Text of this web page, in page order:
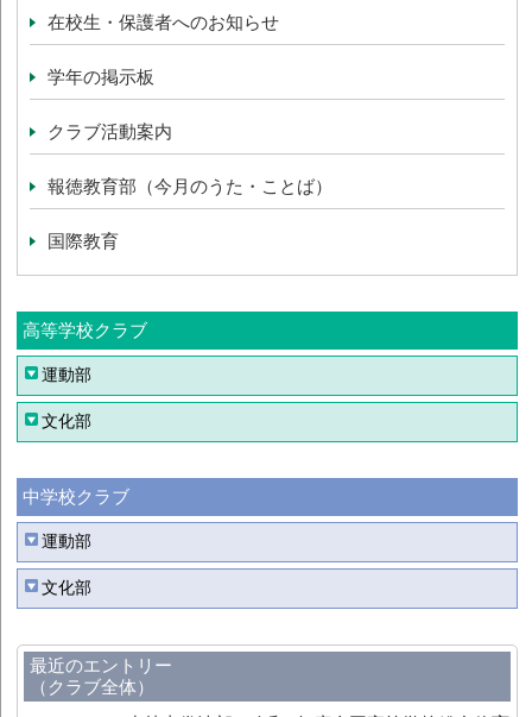
在校生・保護者へのお知らせ
学年の掲示板
クラブ活動案内
報徳教育部（今月のうた・ことば）
国際教育
高等学校クラブ
運動部
文化部
中学校クラブ
運動部
文化部
最近のエントリー
（クラブ全体）